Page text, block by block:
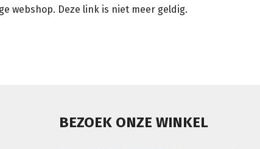
webshop. Deze link is niet meer geldig.
BEZOEK ONZE WINKEL